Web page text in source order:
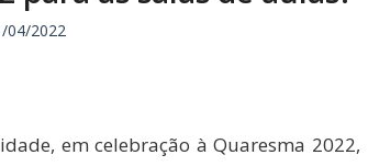
04/2022
em celebração à Quaresma 2022,